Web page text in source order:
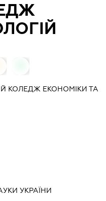
КОЛЕДЖ ЕКОНОМІКИ ТА
УКРАЇНИ